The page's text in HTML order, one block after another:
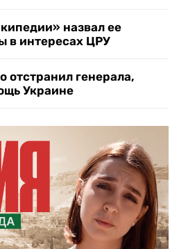
назвал ее
в интересах ЦРУ
отстранил генерала,
Украине